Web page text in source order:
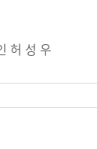
허 성 우